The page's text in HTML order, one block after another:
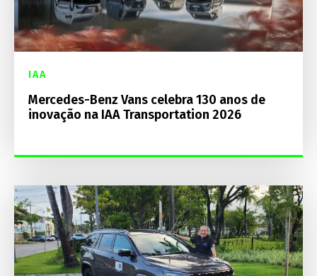
IAA
Mercedes-Benz Vans celebra 130 anos de
inovação na IAA Transportation 2026